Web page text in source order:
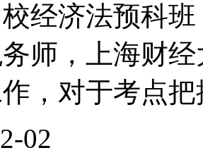
经济法预科
师，上海财
，对于考点
02